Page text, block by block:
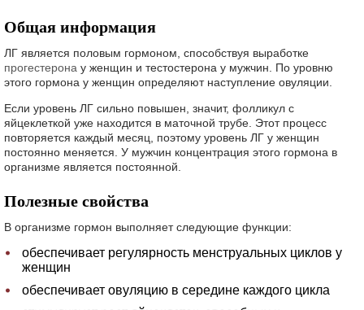
Общая информация
ЛГ является половым гормоном, способствуя выработке
прогестерона у женщин и тестостерона у мужчин. По уровню
этого гормона у женщин определяют наступление овуляции.
Если уровень ЛГ сильно повышен, значит, фолликул с
яйцеклеткой уже находится в маточной трубе. Этот процесс
повторяется каждый месяц, поэтому уровень ЛГ у женщин
постоянно меняется. У мужчин концентрация этого гормона в
организме является постоянной.
Полезные свойства
В организме гормон выполняет следующие функции:
обеспечивает регулярность менструальных циклов у
женщин
обеспечивает овуляцию в середине каждого цикла